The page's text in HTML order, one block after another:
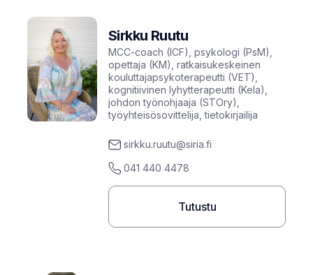
Sirkku Ruutu
MCC-coach (ICF), psykologi (PsM),
opettaja (KM), ratkaisukeskeinen
kouluttajapsykoterapeutti (VET),
kognitiivinen lyhytterapeutti (Kela),
johdon työnohjaaja (STOry),
työyhteisösovittelija, tietokirjailija
sirkku.ruutu@siria.fi
041 440 4478
Tutustu